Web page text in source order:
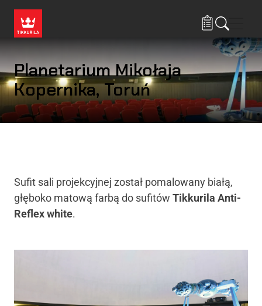
Planetarium Mikołaja
Kopernika, Toruń
Sufit sali projekcyjnej został pomalowany białą,
głęboko matową farbą do sufitów Tikkurila Anti-
Reflex white.